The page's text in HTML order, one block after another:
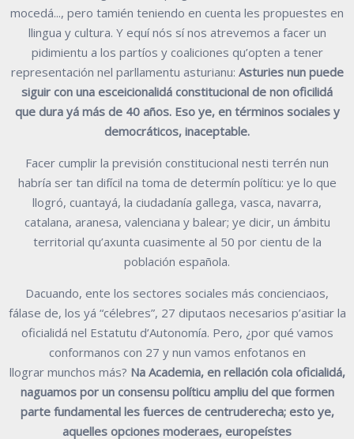
mocedá..., pero tamién teniendo en cuenta les propuestes en
llingua y cultura. Y equí nós sí nos atrevemos a facer un
pidimientu a los partíos y coaliciones qu’opten a tener
representación nel parllamentu asturianu: Asturiesnun puede
siguir con una esceicionalidá constitucional de non oficilidá
quedura yá más de 40 años. Eso ye, en términos sociales y
democráticos, inaceptable.
Facer cumplir la previsión constitucional nesti terrén nun
habría ser tan difícil na toma de determín políticu: ye lo que
llogró, cuantayá, la ciudadanía gallega, vasca, navarra,
catalana, aranesa, valenciana y balear; ye dicir, un ámbitu
territorial qu’axunta cuasimente al 50 por cientu de la
población española.
Dacuando, ente los sectores sociales más concienciaos,
fálase de, los yá “célebres”, 27 diputaos necesarios p’asitiar la
oficialidá nel Estatutu d’Autonomía. Pero, ¿por qué vamos
conformanos con 27 y nun vamos enfotanos en
llograrmunchos más? Na Academia, en rellación cola oficialidá,
naguamos por unconsensu políticu ampliu del que formen
parte fundamental les fuerces decentruderecha; esto ye,
aquelles opciones moderaes, europeístes